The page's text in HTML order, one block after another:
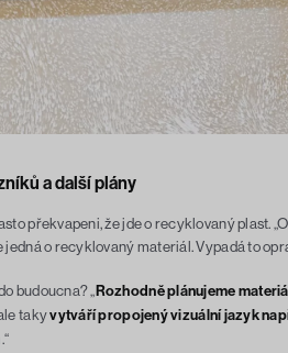
a další plány
překvapeni, že jde o recyklovaný plast.
jedná o recyklovaný materiál. Vypadá to
budoucna? „Rozhodně plánujeme
takyvytváří propojený vizuální jazyk